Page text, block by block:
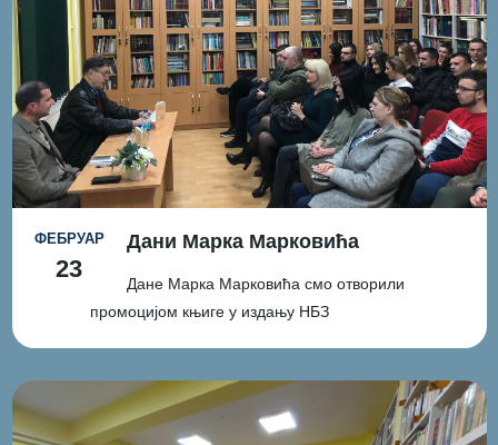
ФЕБРУАР
23
Дани Марка Марковића
Дане Марка Марковића смо отворили
промоцијом књиге у издању НБЗ